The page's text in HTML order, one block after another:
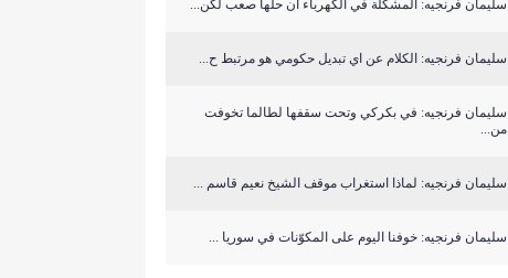
سليمان فرنجيه: المشكلة في الكهرباء أن حلها صعب لكن...
سليمان فرنجيه: الكلام عن اي تبديل حكومي هو مرتبط ح...
سليمان فرنجيه: في بكركي وتحت سقفها لطالما تخوفت
من...
سليمان فرنجيه: لماذا استغراب موقف الشيخ نعيم قاسم ...
سليمان فرنجيه: خوفنا اليوم على المكوّنات في سوريا ...